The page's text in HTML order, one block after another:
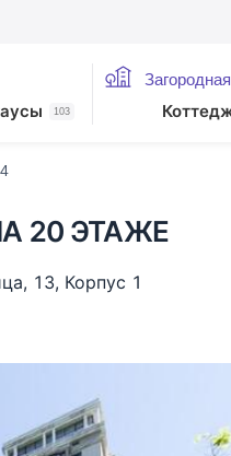
103
20 ЭТАЖЕ
, 13, Корпус 1